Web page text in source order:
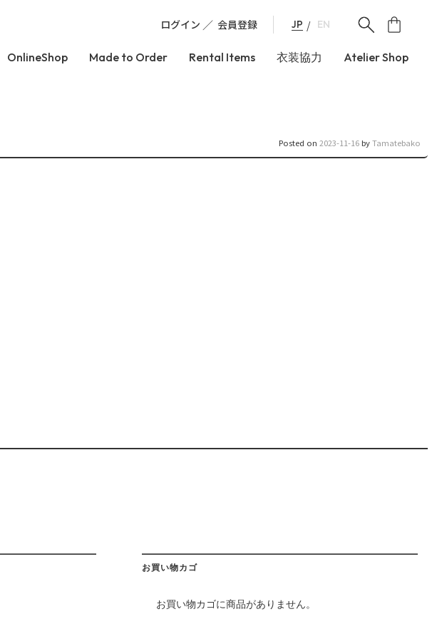
ログイン 会員登録 JP EN
OnlineShop Made to Order Rental Items 衣装協力 Atelier Shop
Posted on 2023-11-16byTamatebako
お買い物カゴ
お買い物カゴに商品がありません。